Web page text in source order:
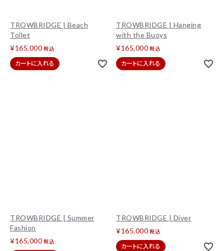
TROWBRIDGE | Beach
Toilet
¥165,000 税込
カートに入れる
TROWBRIDGE | Hanging
with the Buoys
¥165,000 税込
カートに入れる
TROWBRIDGE | Summer
Fashion
¥165,000 税込
TROWBRIDGE | Diver
¥165,000 税込
カートに入れる